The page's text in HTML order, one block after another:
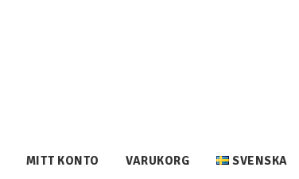
MITT KONTO VARUKORG SVENSKA